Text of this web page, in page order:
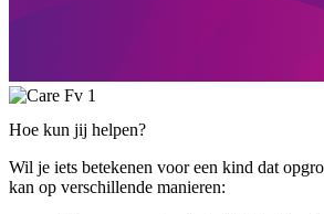
Hoe kun jij helpen?
Wil je iets betekenen voor een kind dat
kan op verschillende manieren: